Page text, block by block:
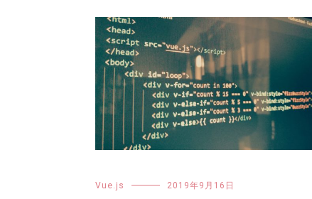
Vue.js 2019年9月16日